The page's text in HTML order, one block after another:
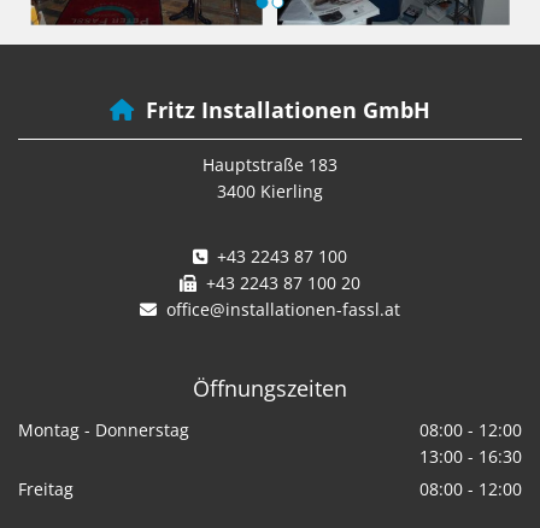
 Fritz Installationen GmbH
Hauptstraße 183
3400 Kierling
 +43 2243 87 100
 +43 2243 87 100 20
 office@installationen-fassl.at
Öffnungszeiten
Montag - Donnerstag
08:00 - 12:00
13:00 - 16:30
Freitag
08:00 - 12:00